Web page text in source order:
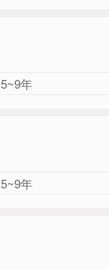
5~9年
5~9年